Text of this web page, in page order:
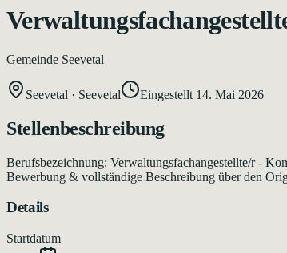
Gemeinde Seevetal
Seevetal · Seevetal Eingestellt 14. Mai 2026
Stellenbeschreibung
Berufsbezeichnung: Verwaltungsfachangestellte/r -
Bewerbung & vollständige Beschreibung über den
Details
Startdatum